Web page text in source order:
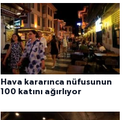
Hava kararınca nüfusunun
100 katını ağırlıyor